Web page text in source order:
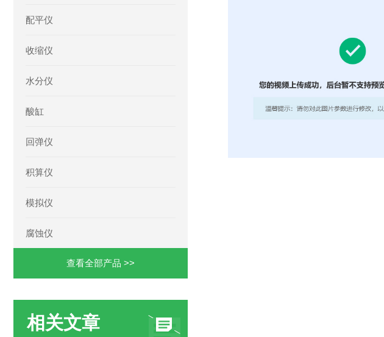
配平仪
收缩仪
水分仪
酸缸
回弹仪
积算仪
模拟仪
腐蚀仪
查看全部产品 >>
相关文章